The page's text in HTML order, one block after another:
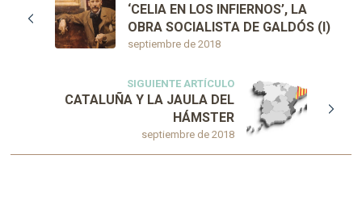
septiembre de 2018
‘CELIA EN LOS INFIERNOS’, LA
OBRA SOCIALISTA DE GALDÓS (I)
SIGUIENTE ARTÍCULO
septiembre de 2018
CATALUÑA Y LA JAULA DEL
HÁMSTER